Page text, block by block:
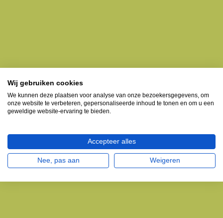
Wij gebruiken cookies
We kunnen deze plaatsen voor analyse van onze bezoekersgegevens, om
onze website te verbeteren, gepersonaliseerde inhoud te tonen en om u een
geweldige website-ervaring te bieden.
Accepteer alles
Nee, pas aan Weigeren